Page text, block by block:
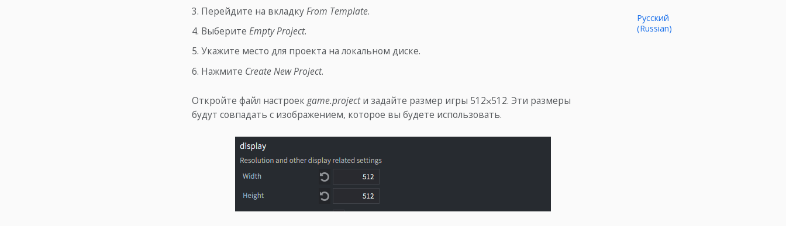
Перейдите на вкладкуFrom Template.
Выберите Empty Project.
Укажите место для проекта на локальном диске.
Нажмите Create New Project.
Откройте файл настроек game.projectи задайте размер игры 512⨉512. Эти размеры
будут совпадать с изображением, которое вы будете использовать.
Русский
(Russian)